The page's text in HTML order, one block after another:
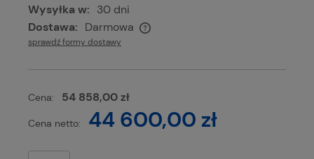
Wysyłka w: 30 dni
Dostawa: Darmowa
Cena nie zawiera ewentualnych kosztów płatności
sprawdź formy dostawy
Cena: 54 858,00 zł
Cena netto: 44 600,00 zł